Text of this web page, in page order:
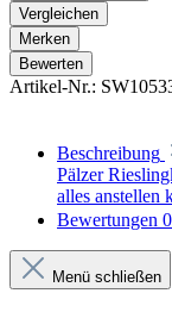
Vergleichen
Merken
Bewerten
Artikel-Nr.:
Beschreibung
Pälzer
alles
Bewertungen 0
Menü schließen